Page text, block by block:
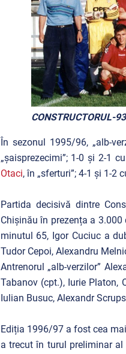
CONSTRUCTORUL-
În sezonul 1995/96, „alb-
„șaisprezecimi”; 1-0 și 2-1
Otaci, în „sferturi”; 4-1 și 1-2
Partida decisivă dintre
Chișinău în prezența a
minutul 65, Igor Cuciuc a
Tudor Cepoi, Alexandru
Antrenorul „alb-verzilor”
Tabanov (cpt.), Iurie Platon,
Iulian Busuc, Alexandr
Ediția 1996/97 a fost cea
a trecut în turul preliminar al